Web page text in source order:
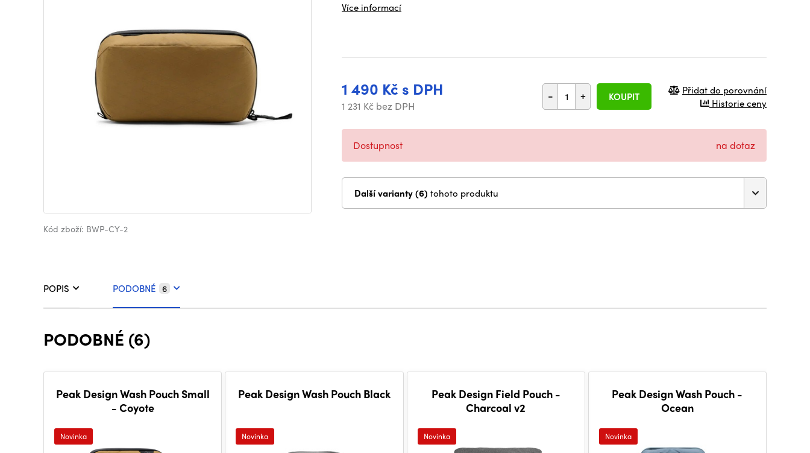
Kód zboží: BWP-CY-2
Více informací
1 490 Kč s DPH
1 231 Kč bez DPH
- + KOUPIT
Přidat do porovnání
Historie ceny
Dostupnost na dotaz
Další varianty (6) tohoto produktu
POPIS PODOBNÉ 6
PODOBNÉ (6)
Peak Design Wash Pouch Small
- Coyote
Novinka
Peak Design Wash Pouch Black
Novinka
Peak Design Field Pouch -
Charcoal v2
Novinka
Peak Design Wash Pouch -
Ocean
Novinka